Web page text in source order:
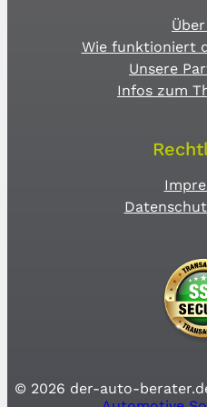
Wie funktioniert
Unsere
Infos zum
© 2026 der-auto-